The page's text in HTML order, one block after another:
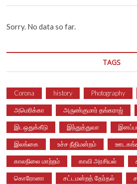
Sorry. No data so far.
TAGS
Corona history Photography
அமெரிக்கா அருண்குமார் தங்கராஜ்
இடஒதுக்கீடு இந்துத்துவா
இலங்கை உச்ச நீதிமன்றம்
காலநிலை மாற்றம் காவி அரசியல்
கொரோனா சட்டமன்றத் தேர்தல்